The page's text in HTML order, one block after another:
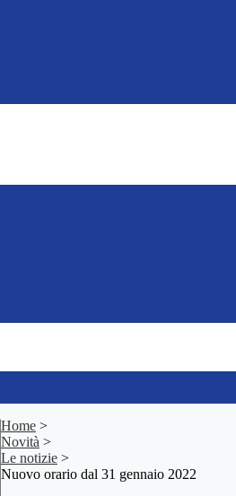
Home >
Novità >
Le notizie >
Nuovo orario dal 31 gennaio 2022